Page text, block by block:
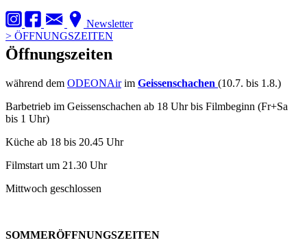
Newsletter
> ÖFFNUNGSZEITEN
Öffnungszeiten
während dem ODEONAirim Geissenschachen (10.7. bis 1.8.)
Barbetrieb im Geissenschachen ab 18 Uhr bis Filmbeginn (Fr+Sa
bis 1 Uhr)
Küche ab 18 bis 20.45 Uhr
Filmstart um 21.30 Uhr
Mittwoch geschlossen
SOMMERÖFFNUNGSZEITEN